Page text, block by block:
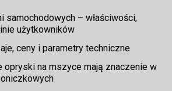
samochodowych – właściwości,
użytkowników
ceny i parametry techniczne
opryski na mszyce mają znaczenie w